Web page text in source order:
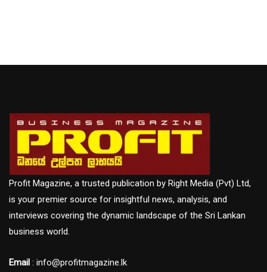
Profit Magazine, a trusted publication by Right Media (Pvt) Ltd,
is your premier source for insightful news, analysis, and
interviews covering the dynamic landscape of the Sri Lankan
business world.
Email : info@profitmagazine.lk